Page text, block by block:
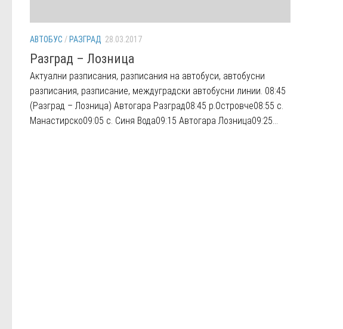
АВТОБУС / РАЗГРАД 28.03.2017
Разград – Лозница
Aктуални разписания, разписания на автобуси, автобусни
разписания, разписание, междуградски автобусни линии. 08:45
(Разград – Лозница) Автогара Разград08:45 р.Островче08:55 с.
Манастирско09:05 с. Синя Вода09:15 Автогара Лозница09:25...